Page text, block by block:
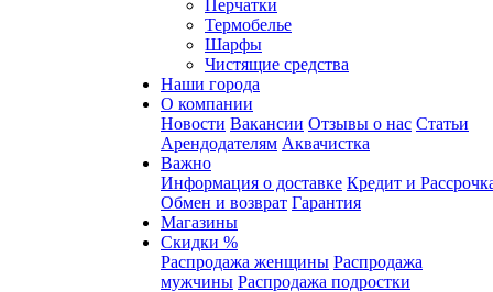
Перчатки
Термобелье
Шарфы
Чистящие средства
Наши города
О компании
Новости Вакансии Отзывы о нас Статьи
Арендодателям Аквачистка
Важно
Информация о доставке Кредит и
Обмен и возврат Гарантия
Магазины
Скидки %
Распродажа женщины Распродажа
мужчины Распродажа подростки